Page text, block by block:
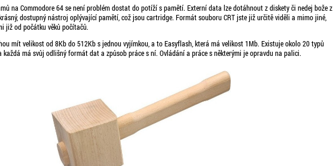
na Commodore 64 se není problém dostat do potíží s pamětí. Externí data lze dotáhnout z diskety či nedej bože z
dostupný nástroj oplývající pamětí, což jsou cartridge. Formát souboru CRT jste již určitě viděli a mimo jiné,
již od počátku věků počítačů.
mít velikost od 8Kb do 512Kb s jednou vyjímkou, a to Easyflash, která má velikost 1Mb. Existuje okolo 20 typů
každá má svůj odlišný formát dat a způsob práce s ní. Ovládání a práce s některými je opravdu na palici.